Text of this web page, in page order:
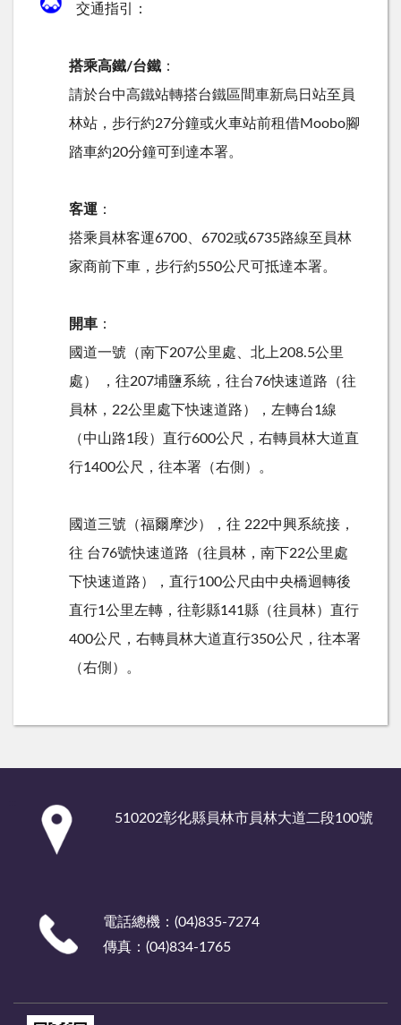
交通指引：
搭乘高鐵/台鐵 ：
請於台中高鐵站轉搭台鐵區間車新烏日站至員
林站，步行約27分鐘或火車站前租借Moobo腳
踏車約20分鐘可到達本署。
客運 ：
搭乘員林客運6700、6702或6735路線至員林
家商前下車，步行約550公尺可抵達本署。
開車 ：
國道一號（南下207公里處、北上208.5公里
處） ，往207埔鹽系統，往台76快速道路（往
員林，22公里處下快速道路），左轉台1線
（中山路1段）直行600公尺，右轉員林大道直
行1400公尺，往本署（右側）。
國道三號（福爾摩沙），往 222中興系統接，
往 台76號快速道路（往員林，南下22公里處
下快速道路），直行100公尺由中央橋迴轉後
直行1公里左轉，往彰縣141縣（往員林）直行
400公尺，右轉員林大道直行350公尺，往本署
（右側）。
510202彰化縣員林市員林大道二段100號
電話總機：(04)835-7274
傳真：(04)834-1765